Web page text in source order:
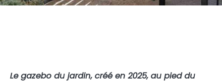
Le gazebo du jardin, créé en 2025, au pied du